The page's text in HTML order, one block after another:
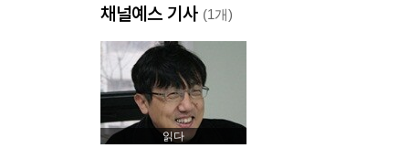
2. 자연의 장
알라파이_산골 여행 95
마르셀 프루스트_바다 100
이광수_꾀꼬리 소리 103
채널예스 기사 (1개)
읽다